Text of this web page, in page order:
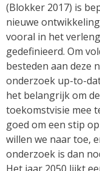
(Blokker 2017) is
nieuwe
vooral in het
gedefinieerd. Om
besteden aan deze
onderzoek up-to-
het belangrijk om
toekomstvisie mee
goed om een stip
willen we naar toe,
onderzoek is dan